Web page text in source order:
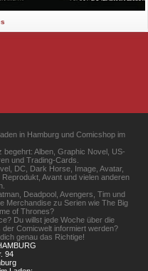
in Hamburg und Comicshop im
begehrt: Alben, Graphic Novel, US-
und Trading-Cards.
DC, Dark Horse, Image, Avatar,
Avant und vielen anderen
Deadpool, Avengers, Tim und
Merchandise zu Serien wie The Big
of Thrones?
Du willst jede Woche über die
Comicwelt informiert werden?
genau das Richtige!
94